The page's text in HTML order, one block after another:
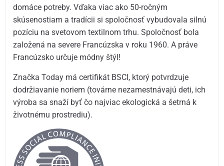
domáce potreby. Vďaka viac ako 50-ročným
skúsenostiam a tradícii si spoločnosť vybudovala silnú
pozíciu na svetovom textilnom trhu. Spoločnosť bola
založená na severe Francúzska v roku 1960. A práve
Francúzsko určuje módny štýl!
Značka Today má certifikát BSCI, ktorý potvrdzuje
dodržiavanie noriem (továrne nezamestnávajú deti, ich
výroba sa snaží byť čo najviac ekologická a šetrná k
životnému prostrediu).